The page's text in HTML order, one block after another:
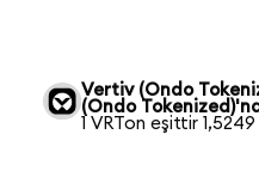
Vertiv (Ondo
(Ondo
1 VRTon eşittir